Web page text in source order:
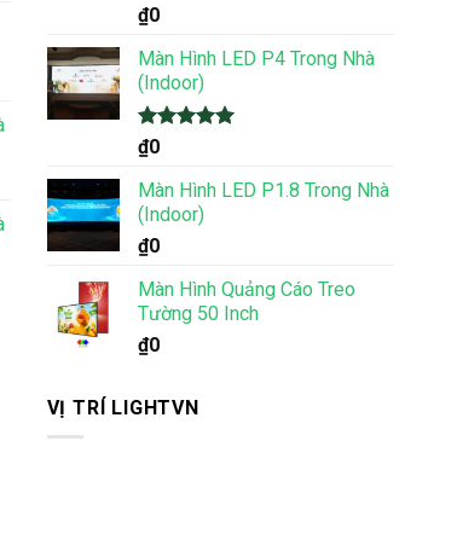
Được xếp
hạng
5 sao
₫0
Màn Hình LED P4 Trong Nhà
(Indoor)
Được xếp
hạng
5 sao
₫0
Màn Hình LED P1.8 Trong Nhà
(Indoor)
₫0
Màn Hình Quảng Cáo Treo
Tường 50 Inch
₫0
VỊ TRÍ LIGHTVN